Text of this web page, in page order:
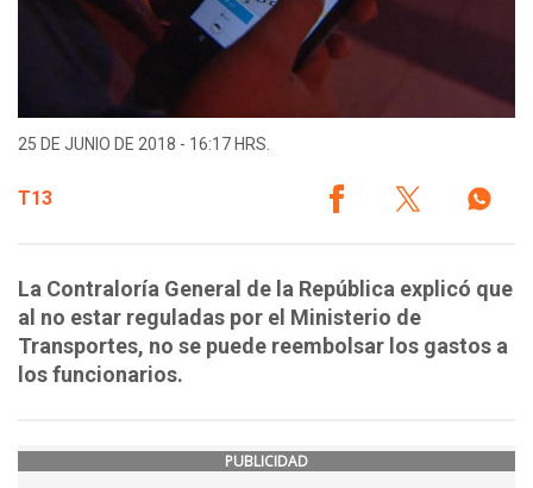
25 DE JUNIO DE 2018 - 16:17 HRS.
T13
La Contraloría General de la República explicó que
al no estar reguladas por el Ministerio de
Transportes, no se puede reembolsar los gastos a
los funcionarios.
PUBLICIDAD